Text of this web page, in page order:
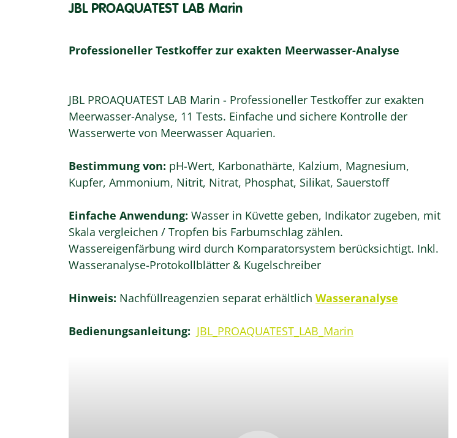
JBL PROAQUATEST LAB Marin
Professioneller Testkoffer zur exakten Meerwasser-Analyse
JBL PROAQUATEST LAB Marin - Professioneller Testkoffer zur exakten
Meerwasser-Analyse, 11 Tests. Einfache und sichere Kontrolle der
Wasserwerte von Meerwasser Aquarien.
Bestimmung von: pH-Wert, Karbonathärte, Kalzium, Magnesium,
Kupfer, Ammonium, Nitrit, Nitrat, Phosphat, Silikat, Sauerstoff
Einfache Anwendung: Wasser in Küvette geben, Indikator zugeben, mit
Skala vergleichen / Tropfen bis Farbumschlag zählen.
Wassereigenfärbung wird durch Komparatorsystem berücksichtigt. Inkl.
Wasseranalyse-Protokollblätter & Kugelschreiber
Hinweis: Nachfüllreagenzien separat erhältlich Wasseranalyse
Bedienungsanleitung: JBL_PROAQUATEST_LAB_Marin